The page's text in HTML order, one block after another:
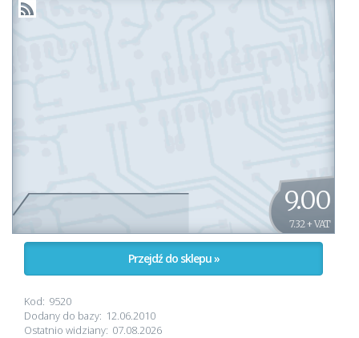
9.00
7.32 + VAT
Przejdź do sklepu »
Kod: 9520
Dodany do bazy: 12.06.2010
Ostatnio widziany: 07.08.2026